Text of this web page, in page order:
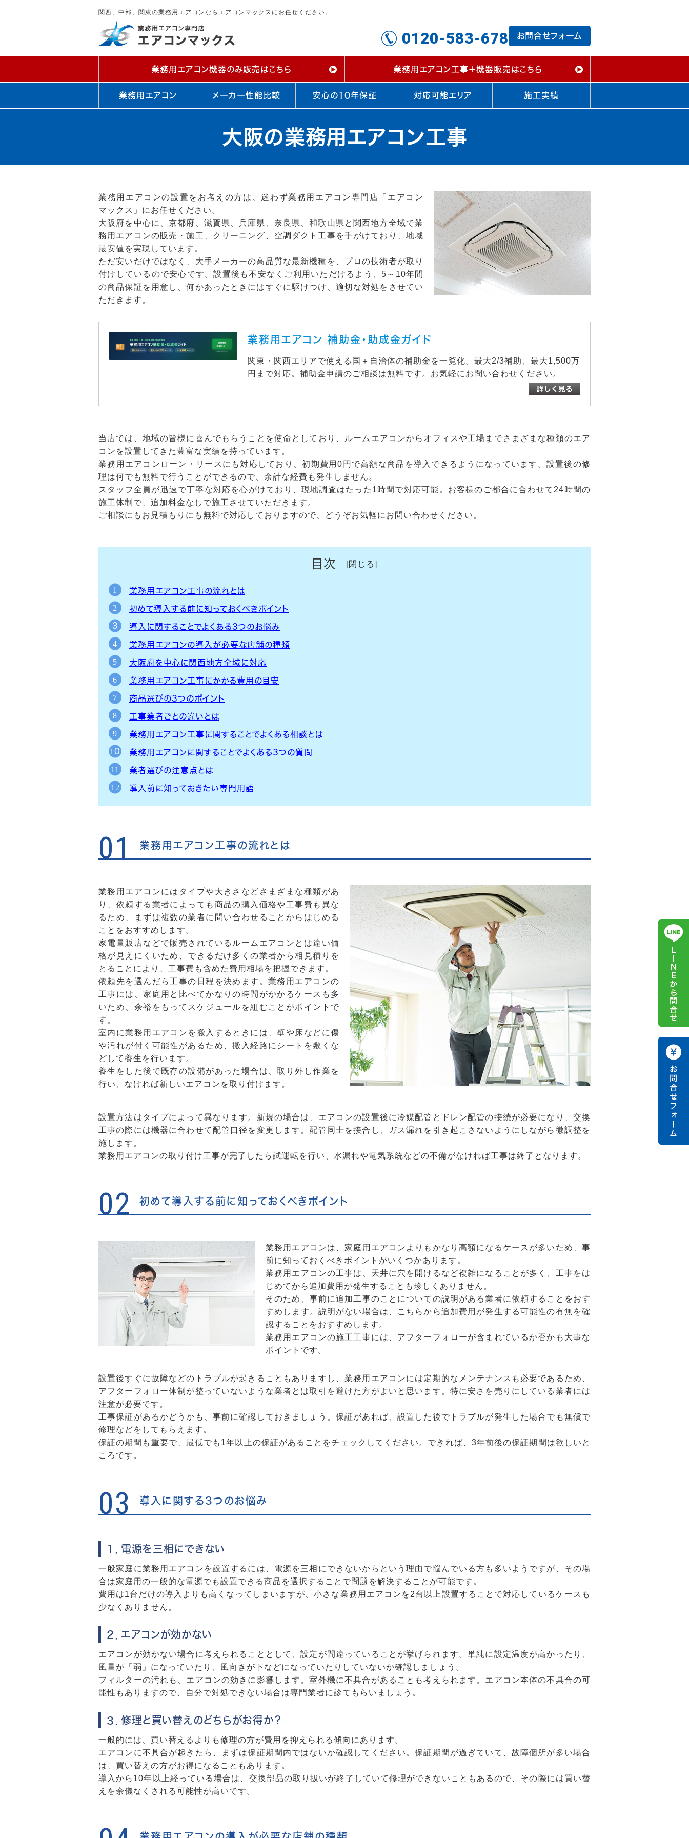
関西、中部、関東の業務用エアコンならエアコンマックスにお任せください。
0120-583-678 お問合せフォーム
業務用エアコン機器のみ販売はこちら 業務用エアコン工事＋機器販売はこちら
業務用エアコン メーカー性能比較 安心の10年保証 対応可能エリア 施工実績
大阪の業務用エアコン工事
業務用エアコンの設置をお考えの方は、迷わず業務用エアコン専門店「エアコン
マックス」にお任せください。
大阪府を中心に、京都府、滋賀県、兵庫県、奈良県、和歌山県と関西地方全域で業
務用エアコンの販売・施工、クリーニング、空調ダクト工事を手がけており、地域
最安値を実現しています。
ただ安いだけではなく、大手メーカーの高品質な最新機種を、プロの技術者が取り
付けしているので安心です。設置後も不安なくご利用いただけるよう、5～10年間
の商品保証を用意し、何かあったときにはすぐに駆けつけ、適切な対処をさせてい
ただきます。
業務用エアコン 補助金・助成金ガイド
関東・関西エリアで使える国＋自治体の補助金を一覧化。最大2/3補助、最大1,500万
円まで対応。補助金申請のご相談は無料です。お気軽にお問い合わせください。
当店では、地域の皆様に喜んでもらうことを使命としており、ルームエアコンからオフィスや工場までさまざまな種類のエア
コンを設置してきた豊富な実績を持っています。
業務用エアコンローン・リースにも対応しており、初期費用0円で高額な商品を導入できるようになっています。設置後の修
理は何でも無料で行うことができるので、余計な経費も発生しません。
スタッフ全員が迅速で丁寧な対応を心がけており、現地調査はたった1時間で対応可能。お客様のご都合に合わせて24時間の
施工体制で、追加料金なしで施工させていただきます。
ご相談にもお見積もりにも無料で対応しておりますので、どうぞお気軽にお問い合わせください。
目次
業務用エアコン工事の流れとは
初めて導入する前に知っておくべきポイント
導入に関することでよくある3つのお悩み
業務用エアコンの導入が必要な店舗の種類
大阪府を中心に関西地方全域に対応
業務用エアコン工事にかかる費用の目安
商品選びの3つのポイント
工事業者ごとの違いとは
業務用エアコン工事に関することでよくある相談とは
業務用エアコンに関することでよくある3つの質問
業者選びの注意点とは
導入前に知っておきたい専門用語
01 業務用エアコン工事の流れとは
業務用エアコンにはタイプや大きさなどさまざまな種類があ
り、依頼する業者によっても商品の購入価格や工事費も異な
るため、まずは複数の業者に問い合わせることからはじめる
ことをおすすめします。
家電量販店などで販売されているルームエアコンとは違い価
格が見えにくいため、できるだけ多くの業者から相見積りを
とることにより、工事費も含めた費用相場を把握できます。
依頼先を選んだら工事の日程を決めます。業務用エアコンの
工事には、家庭用と比べてかなりの時間がかかるケースも多
いため、余裕をもってスケジュールを組むことがポイントで
す。
室内に業務用エアコンを搬入するときには、壁や床などに傷
や汚れが付く可能性があるため、搬入経路にシートを敷くな
どして養生を行います。
養生をした後で既存の設備があった場合は、取り外し作業を
行い、なければ新しいエアコンを取り付けます。
設置方法はタイプによって異なります。新規の場合は、エアコンの設置後に冷媒配管とドレン配管の接続が必要になり、交換
工事の際には機器に合わせて配管口径を変更します。配管同士を接合し、ガス漏れを引き起こさないようにしながら微調整を
施します。
業務用エアコンの取り付け工事が完了したら試運転を行い、水漏れや電気系統などの不備がなければ工事は終了となります。
02 初めて導入する前に知っておくべきポイント
業務用エアコンは、家庭用エアコンよりもかなり高額になるケースが多いため、事
前に知っておくべきポイントがいくつかあります。
業務用エアコンの工事は、天井に穴を開けるなど複雑になることが多く、工事をは
じめてから追加費用が発生することも珍しくありません。
そのため、事前に追加工事のことについての説明がある業者に依頼することをおす
すめします。説明がない場合は、こちらから追加費用が発生する可能性の有無を確
認することをおすすめします。
業務用エアコンの施工工事には、アフターフォローが含まれているか否かも大事な
ポイントです。
設置後すぐに故障などのトラブルが起きることもありますし、業務用エアコンには定期的なメンテナンスも必要であるため、
アフターフォロー体制が整っていないような業者とは取引を避けた方がよいと思います。特に安さを売りにしている業者には
注意が必要です。
工事保証があるかどうかも、事前に確認しておきましょう。保証があれば、設置した後でトラブルが発生した場合でも無償で
修理などをしてもらえます。
保証の期間も重要で、最低でも1年以上の保証があることをチェックしてください。できれば、3年前後の保証期間は欲しいと
ころです。
03 導入に関する3つのお悩み
１．電源を三相にできない
一般家庭に業務用エアコンを設置するには、電源を三相にできないからという理由で悩んでいる方も多いようですが、その場
合は家庭用の一般的な電源でも設置できる商品を選択することで問題を解決することが可能です。
費用は1台だけの導入よりも高くなってしまいますが、小さな業務用エアコンを2台以上設置することで対応しているケースも
少なくありません。
２．エアコンが効かない
エアコンが効かない場合に考えられることとして、設定が間違っていることが挙げられます。単純に設定温度が高かったり、
風量が「弱」になっていたり、風向きが下などになっていたりしていないか確認しましょう。
フィルターの汚れも、エアコンの効きに影響します。室外機に不具合があることも考えられます。エアコン本体の不具合の可
能性もありますので、自分で対処できない場合は専門業者に診てもらいましょう。
３．修理と買い替えのどちらがお得か？
一般的には、買い替えるよりも修理の方が費用を抑えられる傾向にあります。
エアコンに不具合が起きたら、まずは保証期間内ではないか確認してください。保証期間が過ぎていて、故障個所が多い場合
は、買い替えの方がお得になることもあります。
導入から10年以上経っている場合は、交換部品の取り扱いが終了していて修理ができないこともあるので、その際には買い替
えを余儀なくされる可能性が高いです。